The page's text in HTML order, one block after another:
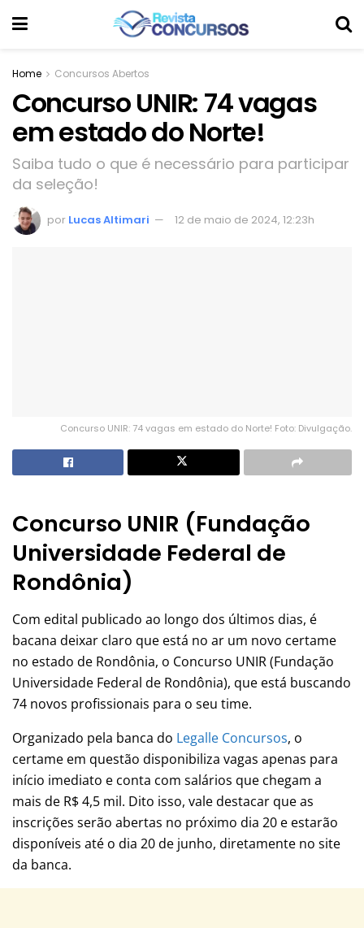
Home Concursos Abertos
Concurso UNIR: 74 vagas
em estado do Norte!
Saiba tudo o que é necessário para participar
da seleção!
por Lucas Altimari 12 de maio de 2024, 12:23h
Concurso UNIR: 74 vagas em estado do Norte! Foto: Divulgação.
Concurso UNIR (Fundação
Universidade Federal de
Rondônia)
Com edital publicado ao longo dos últimos dias, é
bacana deixar claro que está no ar um novo certame
no estado de Rondônia, o Concurso UNIR (Fundação
Universidade Federal de Rondônia), que está buscando
74 novos profissionais para o seu time.
Organizado pela banca do Legalle Concursos, o
certame em questão disponibiliza vagas apenas para
início imediato e conta com salários que chegam a
mais de R$ 4,5 mil. Dito isso, vale destacar que as
inscrições serão abertas no próximo dia 20 e estarão
disponíveis até o dia 20 de junho, diretamente no site
da banca.